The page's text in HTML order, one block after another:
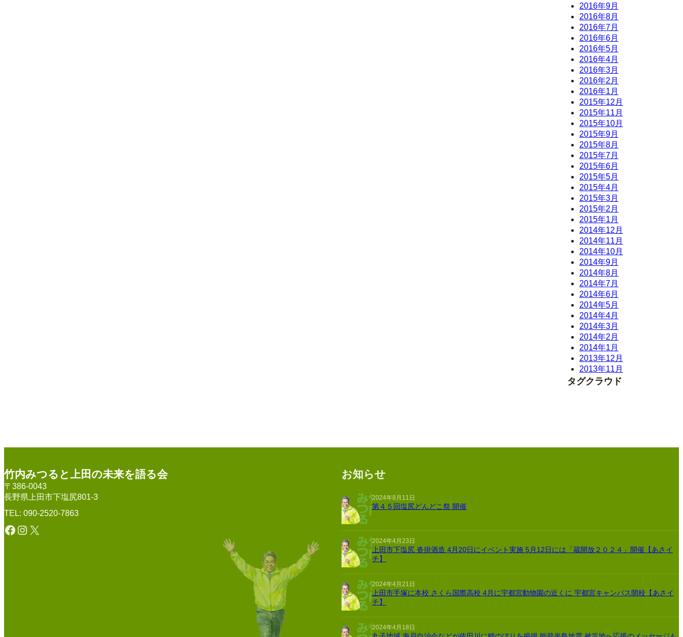
2016年9月
2016年8月
2016年7月
2016年6月
2016年5月
2016年4月
2016年3月
2016年2月
2016年1月
2015年12月
2015年11月
2015年10月
2015年9月
2015年8月
2015年7月
2015年6月
2015年5月
2015年4月
2015年3月
2015年2月
2015年1月
2014年12月
2014年11月
2014年10月
2014年9月
2014年8月
2014年7月
2014年6月
2014年5月
2014年4月
2014年3月
2014年2月
2014年1月
2013年12月
2013年11月
タグクラウド
竹内みつると上田の未来を語る会
〒386-0043
長野県上田市下塩尻801-3
TEL: 090-2520-7863
Facebook Instagram X
お知らせ
2024年8月11日
第４５回塩尻どんどこ祭 開催
2024年4月23日
上田市下塩尻 沓掛酒造 4月20日にイベント実施 5月12日には「蔵開放２０２４」開催【あさイ
チ】
2024年4月21日
上田市手塚に本校 さくら国際高校 4月に宇都宮動物園の近くに 宇都宮キャンパス開校【あさイ
チ】
2024年4月18日